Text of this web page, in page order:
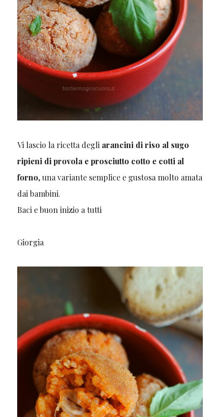
Vi lascio la ricetta degliarancini di riso al sugo
ripieni di provola e prosciutto cotto e cotti al
forno, una variante semplice e gustosa molto amata
dai bambini.
Baci e buon inizio a tutti
Giorgia